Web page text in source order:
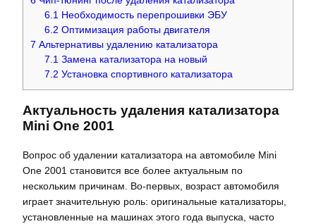
6.1 Необходимость перепрошивки ЭБУ
6.2 Оптимизация работы двигателя
7 Альтернативы удалению катализатора
7.1 Замена катализатора на новый
7.2 Установка спортивного катализатора
Актуальность удаления катализатора
Mini One 2001
Вопрос об удалении катализатора на автомобиле Mini
One 2001 становится все более актуальным по
нескольким причинам. Во-первых, возраст автомобиля
играет значительную роль: оригинальные катализаторы,
установленные на машинах этого года выпуска, часто